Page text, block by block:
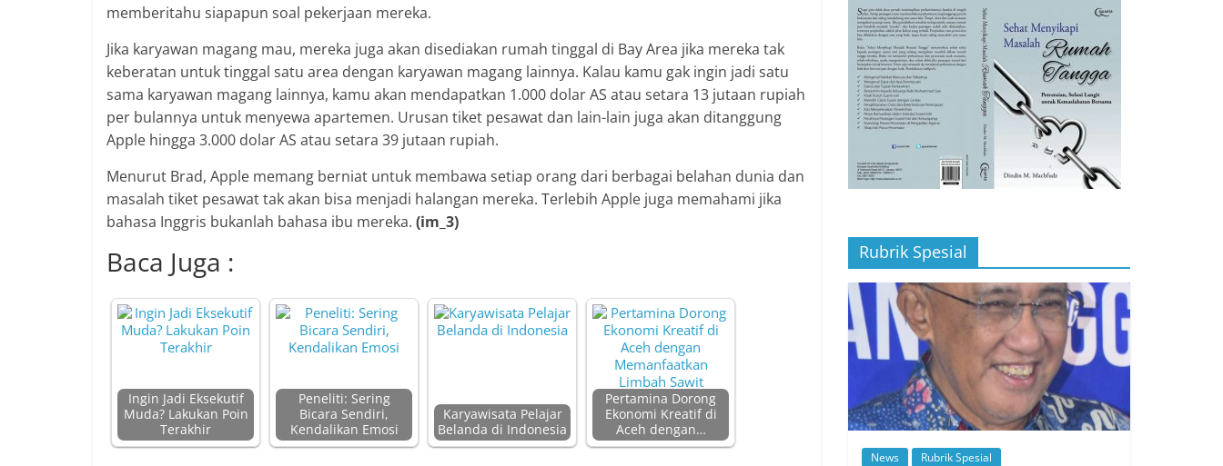
memberitahu siapapun soal pekerjaan mereka.
Jika karyawan magang mau, mereka juga akan disediakan rumah tinggal di Bay Area jika mereka tak
keberatan untuk tinggal satu area dengan karyawan magang lainnya. Kalau kamu gak ingin jadi satu
sama karyawan magang lainnya, kamu akan mendapatkan 1.000 dolar AS atau setara 13 jutaan rupiah
per bulannya untuk menyewa apartemen. Urusan tiket pesawat dan lain-lain juga akan ditanggung
Apple hingga 3.000 dolar AS atau setara 39 jutaan rupiah.
Menurut Brad, Apple memang berniat untuk membawa setiap orang dari berbagai belahan dunia dan
masalah tiket pesawat tak akan bisa menjadi halangan mereka. Terlebih Apple juga memahami jika
bahasa Inggris bukanlah bahasa ibu mereka. (im_3)
Baca Juga :
Ingin Jadi Eksekutif
Muda? Lakukan Poin
Terakhir
Peneliti: Sering
Bicara Sendiri,
Kendalikan Emosi
Karyawisata Pelajar
Belanda di Indonesia
Pertamina Dorong
Ekonomi Kreatif di
Aceh dengan…
Rubrik Spesial
News Rubrik Spesial